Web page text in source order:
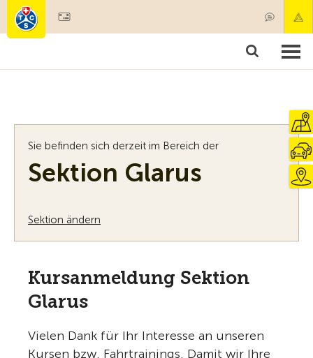
Mitgliedschaft & Leistungen
Sie befinden sich derzeit im Bereich der
Sektion Glarus
Sektion ändern
Kursanmeldung Sektion
Glarus
Vielen Dank für Ihr Interesse an unseren
Kursen bzw. Fahrtrainings. Damit wir Ihre